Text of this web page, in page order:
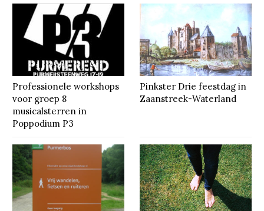
Professionele workshops
voor groep 8
musicalsterren in
Poppodium P3
Pinkster Drie feestdag in
Zaanstreek-Waterland